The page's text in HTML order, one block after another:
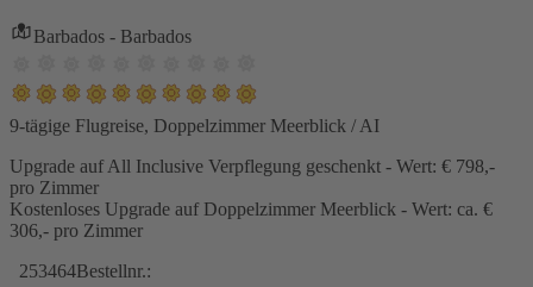
Barbados - Barbados
9-tägige Flugreise, Doppelzimmer Meerblick / AI
Upgrade auf All Inclusive Verpflegung geschenkt - Wert: € 798,-
pro Zimmer
Kostenloses Upgrade auf Doppelzimmer Meerblick - Wert: ca. €
306,- pro Zimmer
253464Bestellnr.: